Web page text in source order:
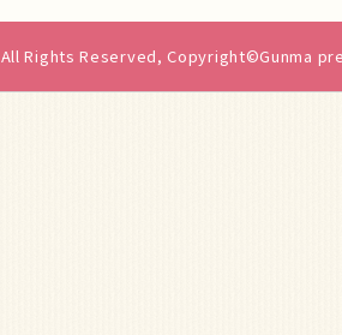
All Rights Reserved, Copyright©Gunma